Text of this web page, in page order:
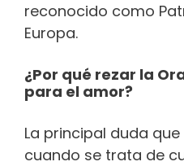
reconocido como
Europa.
¿Por qué rezar la
para el amor?
La principal duda
cuando se trata de